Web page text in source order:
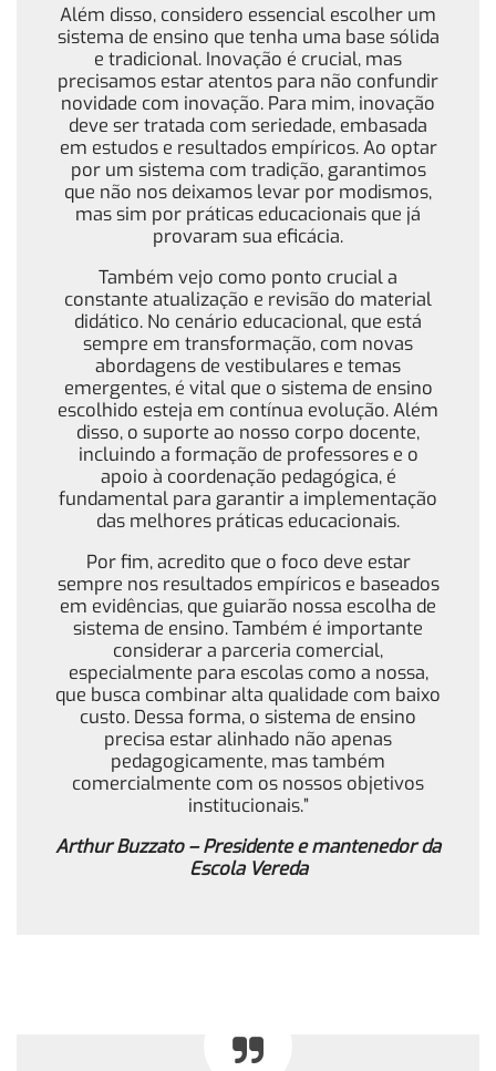
Além disso, considero essencial escolher um
sistema de ensino que tenha uma base sólida
e tradicional. Inovação é crucial, mas
precisamos estar atentos para não confundir
novidade com inovação. Para mim, inovação
deve ser tratada com seriedade, embasada
em estudos e resultados empíricos. Ao optar
por um sistema com tradição, garantimos
que não nos deixamos levar por modismos,
mas sim por práticas educacionais que já
provaram sua eficácia.
Também vejo como ponto crucial a
constante atualização e revisão do material
didático. No cenário educacional, que está
sempre em transformação, com novas
abordagens de vestibulares e temas
emergentes, é vital que o sistema de ensino
escolhido esteja em contínua evolução. Além
disso, o suporte ao nosso corpo docente,
incluindo a formação de professores e o
apoio à coordenação pedagógica, é
fundamental para garantir a implementação
das melhores práticas educacionais.
Por fim, acredito que o foco deve estar
sempre nos resultados empíricos e baseados
em evidências, que guiarão nossa escolha de
sistema de ensino. Também é importante
considerar a parceria comercial,
especialmente para escolas como a nossa,
que busca combinar alta qualidade com baixo
custo. Dessa forma, o sistema de ensino
precisa estar alinhado não apenas
pedagogicamente, mas também
comercialmente com os nossos objetivos
institucionais.”
Arthur Buzzato – Presidente e mantenedor da
Escola Vereda